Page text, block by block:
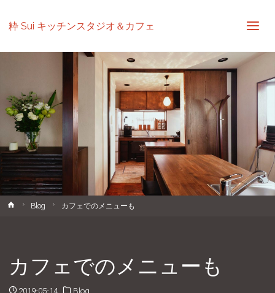
粋 Sui キッチンスタジオ＆カフェ
ホ
Blog カフェでのメニューも
カフェでのメニューも
2019-05-14 Blog